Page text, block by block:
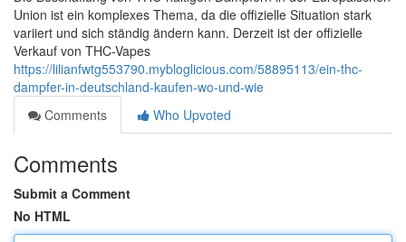
Union ist ein komplexes Thema, da die offizielle Situation stark
variiert und sich ständig ändern kann. Derzeit ist der offizielle
Verkauf von THC-Vapes
https://lilianfwtg553790.mybloglicious.com/58895113/ein-thc-
dampfer-in-deutschland-kaufen-wo-und-wie
Comments
Who Upvoted
Comments
Submit a Comment
No HTML